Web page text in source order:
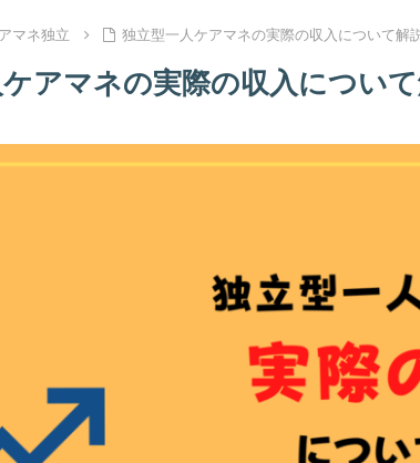
マネ独立 独立型一人ケアマネの実際の収入について解
アマネの実際の収入につい